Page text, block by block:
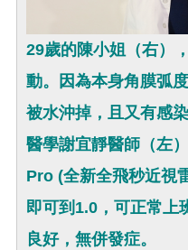
29歲的陳小姐（右）
動。因為本身角膜弧
被水沖掉，且又有感
醫學謝宜靜醫師（左
Pro (全新全飛秒近視
即可到1.0，可正常上
良好，無併發症。